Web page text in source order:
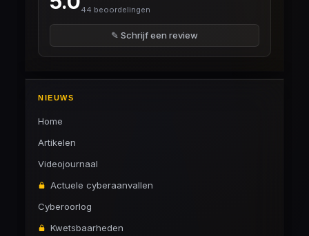
44 beoordelingen
✎ Schrijf een review
NIEUWS
Home
Artikelen
Videojournaal
Actuele cyberaanvallen
Cyberoorlog
Kwetsbaarheden